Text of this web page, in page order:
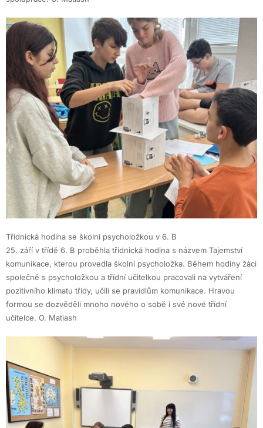
Třídnická hodina se školní psycholožkou v 6. B
25. září v třídě 6. B proběhla třídnická hodina s názvem Tajemství
komunikace, kterou provedla školní psycholožka. Během hodiny žáci
společně s psycholožkou a třídní učitelkou pracovali na vytváření
pozitivního klimatu třídy, učili se pravidlům komunikace. Hravou
formou se dozvěděli mnoho nového o sobě i své nové třídní
učitelce. O. Matiash